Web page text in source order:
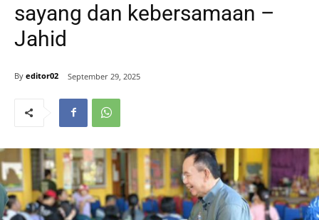
sayang dan kebersamaan –
Jahid
By editor02 September 29, 2025